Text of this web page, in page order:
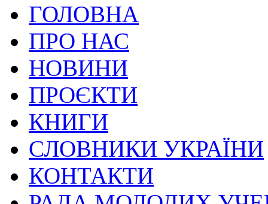
ГОЛОВНА
ПРО НАС
НОВИНИ
ПРОЄКТИ
КНИГИ
СЛОВНИКИ УКРАЇНИ
КОНТАКТИ